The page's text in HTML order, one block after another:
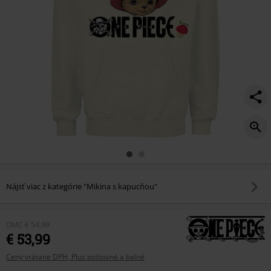
Nájsť viac z kategórie "Mikina s kapucňou"
OMC € 54,99
€ 53,99
Ceny vrátane DPH, Plus poštovné a balné